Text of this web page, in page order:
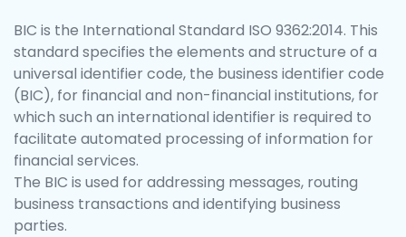
BIC is the International Standard ISO 9362:2014. This
standard specifies the elements and structure of a
universal identifier code, the business identifier code
(BIC), for financial and non-financial institutions, for
which such an international identifier is required to
facilitate automated processing of information for
financial services.
The BIC is used for addressing messages, routing
business transactions and identifying business
parties.